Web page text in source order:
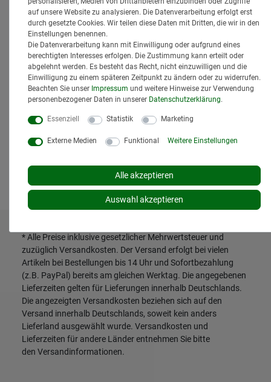
Staubkappe für Hydraulikdose BG 3
Ausführung SW 27 versch. Farben
4,95 € *
In den Warenkorb
inkl. MwSt.zzgl.Versand
* Alle Preise inklusive gesetzlicher Mehrwertsteuer und
zuzüglich Versandkosten. Der Versand erfolgt bei vielen
Artikeln bei Bestellungen bis 14 Uhr und Sofortbezahlung
(z.B. PayPal) bereits am gleichen Werktag. Die angegebenen
Lieferzeiten gelten für Lieferungen innerhalb Deutschlands.
Die angezeigten Versandkosten beziehen sich auf den
Versand innerhalb Deutschlands, soweit kein anders
Lieferland ausgewählt wurde. Versandkosten und
Lieferzeiten für andere Länder entnehmen Sie bitte
den Versandinformationen.
auf unsere Website zu analysieren. Die Datenverarbeitung erfolgt erst
durch gesetzte Cookies. Wir teilen diese Daten mit Dritten, die wir in den
Einstellungen benennen.
Die Datenverarbeitung kann mit Einwilligung oder aufgrund eines
berechtigten Interesses erfolgen. Die Zustimmung kann erteilt oder
abgelehnt werden. Es besteht das Recht, nicht einzuwilligen und die
Einwilligung zu einem späteren Zeitpunkt zu ändern oder zu widerrufen.
Beachten Sie unser Impressum und weitere Hinweise zur Verwendung
personenbezogener Daten in unserer Daten­schutz­erklärung.
Essenziell Statistik Marketing
Externe Medien Funktional Weitere Einstellungen
Alle akzeptieren
Auswahl akzeptieren